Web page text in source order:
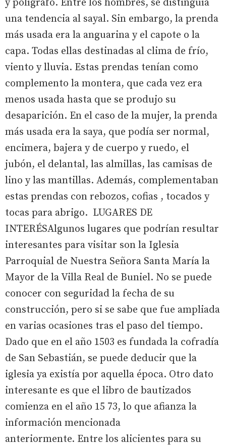
y polígrafo. Entre los hombres, se distinguía
una tendencia al sayal. Sin embargo, la prenda
más usada era la anguarina y el capote o la
capa. Todas ellas destinadas al clima de frío,
viento y lluvia. Estas prendas tenían como
complemento la montera, que cada vez era
menos usada hasta que se produjo su
desaparición. En el caso de la mujer, la prenda
más usada era la saya, que podía ser normal,
encimera, bajera y de cuerpo y ruedo, el
jubón, el delantal, las almillas, las camisas de
lino y las mantillas. Además, complementaban
estas prendas con rebozos, cofias , tocados y
tocas para abrigo. LUGARES DE
INTERÉSAlgunos lugares que podrían resultar
interesantes para visitar son la Iglesia
Parroquial de Nuestra Señora Santa María la
Mayor de la Villa Real de Buniel. No se puede
conocer con seguridad la fecha de su
construcción, pero si se sabe que fue ampliada
en varias ocasiones tras el paso del tiempo.
Dado que en el año 1503 es fundada la cofradía
de San Sebastián, se puede deducir que la
iglesia ya existía por aquella época. Otro dato
interesante es que el libro de bautizados
comienza en el año 15 73, lo que afianza la
información mencionada
anteriormente. Entre los alicientes para su